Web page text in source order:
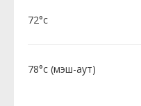
72°c
78°c (мэш-аут)